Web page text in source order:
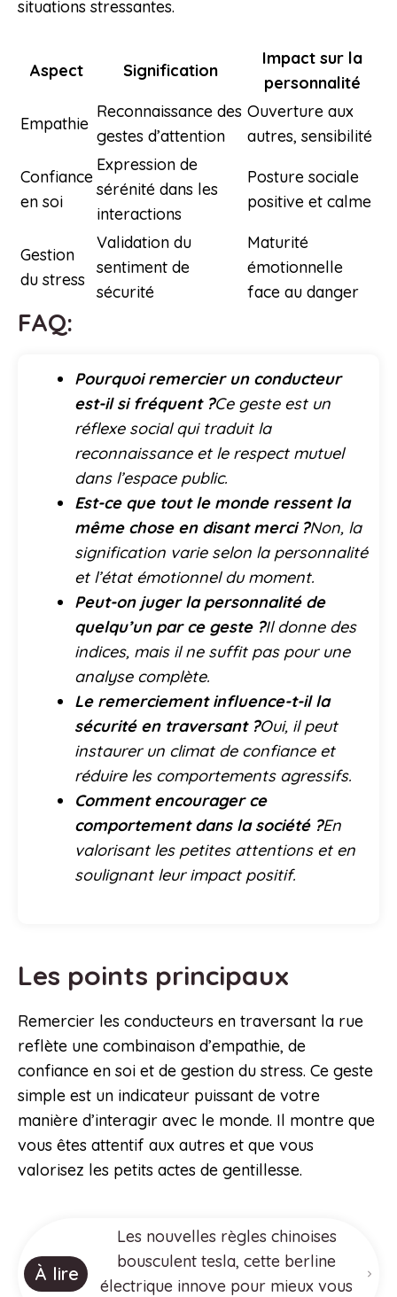
situations stressantes.
Aspect Signification
Impact sur la
personnalité
Empathie
Reconnaissance des
gestes d’attention
Ouverture aux
autres, sensibilité
Confiance
en soi
Expression de
sérénité dans les
interactions
Posture sociale
positive et calme
Gestion
du stress
Validation du
sentiment de
sécurité
Maturité
émotionnelle
face au danger
FAQ:
Pourquoi remercier un conducteur
est-il si fréquent ?Ce geste est un
réflexe social qui traduit la
reconnaissance et le respect mutuel
dans l’espace public.
Est-ce que tout le monde ressent la
même chose en disant merci ?Non, la
signification varie selon la personnalité
et l’état émotionnel du moment.
Peut-on juger la personnalité de
quelqu’un par ce geste ?Il donne des
indices, mais il ne suffit pas pour une
analyse complète.
Le remerciement influence-t-il la
sécurité en traversant ?Oui, il peut
instaurer un climat de confiance et
réduire les comportements agressifs.
Comment encourager ce
comportement dans la société ?En
valorisant les petites attentions et en
soulignant leur impact positif.
Les points principaux
Remercier les conducteurs en traversant la rue
reflète une combinaison d’empathie, de
confiance en soi et de gestion du stress. Ce geste
simple est un indicateur puissant de votre
manière d’interagir avec le monde. Il montre que
vous êtes attentif aux autres et que vous
valorisez les petits actes de gentillesse.
À lire
Les nouvelles règles chinoises
bousculent tesla, cette berline
électrique innove pour mieux vous